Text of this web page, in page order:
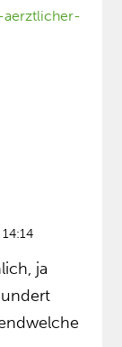
aerztlicher-
ja